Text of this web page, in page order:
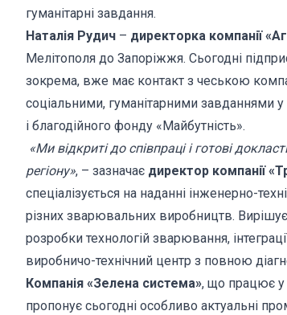
гуманітарні завдання.
Наталія Рудич – директорка компанії
Мелітополя до Запоріжжя. Сьогодні
зокрема, вже має контакт з чеською
соціальними, гуманітарними завданнями
і благодійного фонду «Майбутність».
«Ми відкриті до співпраці і готові
регіону», – зазначає директор компанії
спеціалізується на наданні інженерно-
різних зварювальних виробництв.
розробки технологій зварювання,
виробничо-технічний центр з повною
Компанія «Зелена система», що працює у
пропонує сьогодні особливо актуальні